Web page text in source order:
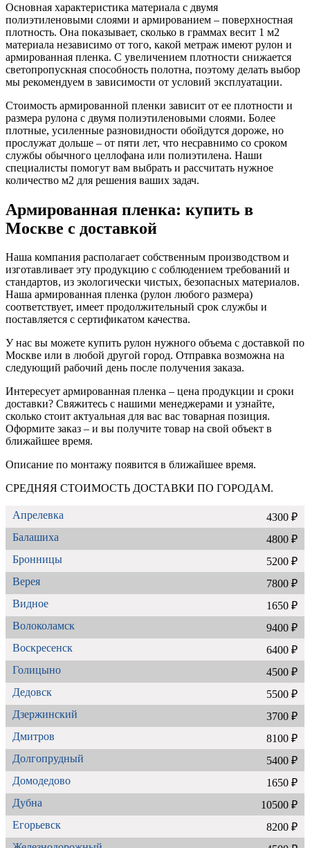
Основная характеристика материала с двумя
полиэтиленовыми слоями и армированием – поверхностная
плотность. Она показывает, сколько в граммах весит 1 м2
материала независимо от того, какой метраж имеют рулон и
армированная пленка. С увеличением плотности снижается
светопропускная способность полотна, поэтому делать выбор
мы рекомендуем в зависимости от условий эксплуатации.
Стоимость армированной пленки зависит от ее плотности и
размера рулона с двумя полиэтиленовыми слоями. Более
плотные, усиленные разновидности обойдутся дороже, но
прослужат дольше – от пяти лет, что несравнимо со сроком
службы обычного целлофана или полиэтилена. Наши
специалисты помогут вам выбрать и рассчитать нужное
количество м2 для решения ваших задач.
Армированная пленка: купить в
Москве с доставкой
Наша компания располагает собственным производством и
изготавливает эту продукцию с соблюдением требований и
стандартов, из экологически чистых, безопасных материалов.
Наша армированная пленка (рулон любого размера)
соответствует, имеет продолжительный срок службы и
поставляется с сертификатом качества.
У нас вы можете купить рулон нужного объема с доставкой по
Москве или в любой другой город. Отправка возможна на
следующий рабочий день после получения заказа.
Интересует армированная пленка – цена продукции и сроки
доставки? Свяжитесь с нашими менеджерами и узнайте,
сколько стоит актуальная для вас вас товарная позиция.
Оформите заказ – и вы получите товар на свой объект в
ближайшее время.
Описание по монтажу появится в ближайшее время.
СРЕДНЯЯ СТОИМОСТЬ ДОСТАВКИ ПО ГОРОДАМ.
Апрелевка
4300 ₽
Балашиха
4800 ₽
Бронницы
5200 ₽
Верея
7800 ₽
Видное
1650 ₽
Волоколамск
9400 ₽
Воскресенск
6400 ₽
Голицыно
4500 ₽
Дедовск
5500 ₽
Дзержинский
3700 ₽
Дмитров
8100 ₽
Долгопрудный
5400 ₽
Домодедово
1650 ₽
Дубна
10500 ₽
Егорьевск
8200 ₽